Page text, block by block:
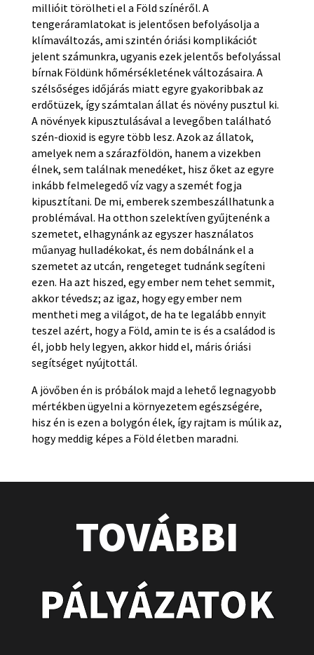
millióit törölheti el a Föld színéről. A
tengeráramlatokat is jelentősen befolyásolja a
klímaváltozás, ami szintén óriási komplikációt
jelent számunkra, ugyanis ezek jelentős befolyással
bírnak Földünk hőmérsékletének változásaira. A
szélsőséges időjárás miatt egyre gyakoribbak az
erdőtüzek, így számtalan állat és növény pusztul ki.
A növények kipusztulásával a levegőben található
szén-dioxid is egyre több lesz. Azok az állatok,
amelyek nem a szárazföldön, hanem a vizekben
élnek, sem találnak menedéket, hisz őket az egyre
inkább felmelegedő víz vagy a szemét fogja
kipusztítani. De mi, emberek szembeszállhatunk a
problémával. Ha otthon szelektíven gyűjtenénk a
szemetet, elhagynánk az egyszer használatos
műanyag hulladékokat, és nem dobálnánk el a
szemetet az utcán, rengeteget tudnánk segíteni
ezen. Ha azt hiszed, egy ember nem tehet semmit,
akkor tévedsz; az igaz, hogy egy ember nem
mentheti meg a világot, de ha te legalább ennyit
teszel azért, hogy a Föld, amin te is és a családod is
él, jobb hely legyen, akkor hidd el, máris óriási
segítséget nyújtottál.
A jövőben én is próbálok majd a lehető legnagyobb
mértékben ügyelni a környezetem egészségére,
hisz én is ezen a bolygón élek, így rajtam is múlik az,
hogy meddig képes a Föld életben maradni.
TOVÁBBI
PÁLYÁZATOK